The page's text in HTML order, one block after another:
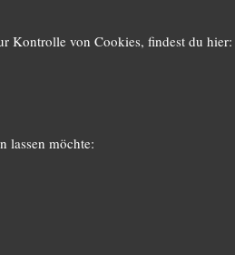
Kontrolle von Cookies, findest du hier:
lassen möchte: